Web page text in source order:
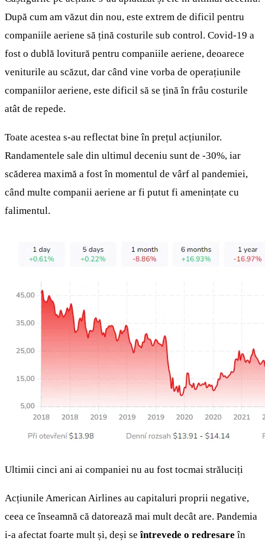
După cum am văzut din nou, este extrem de dificil pentru
companiile aeriene să țină costurile sub control. Covid-19 a
fost o dublă lovitură pentru companiile aeriene, deoarece
veniturile au scăzut, dar când vine vorba de operațiunile
companiilor aeriene, este dificil să se țină în frâu costurile
atât de repede.
Toate acestea s-au reflectat bine în prețul acțiunilor.
Randamentele sale din ultimul deceniu sunt de -30%, iar
scăderea maximă a fost în momentul de vârf al pandemiei,
când multe companii aeriene ar fi putut fi amenințate cu
falimentul.
Ultimii cinci ani ai companiei nu au fost tocmai străluciți
Acțiunile American Airlines au capitaluri proprii negative,
ceea ce înseamnă că datorează mai mult decât are. Pandemia
i-a afectat foarte mult și, deși seîntrevede o redresare în